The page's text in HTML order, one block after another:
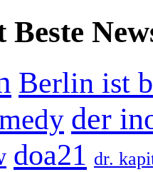
Berlin ist
der
doa21 dr.